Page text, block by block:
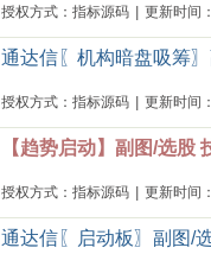
授权方式：指标源码 更新时间：
通达信〖机构暗盘吸筹
授权方式：指标源码 更新时间：
【趋势启动】副图/选股
授权方式：指标源码 更新时间：
通达信〖启动板〗副图/